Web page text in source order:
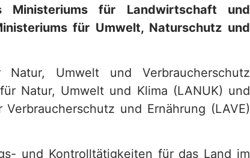
Ministeriums für Landwirtschaft und
für Umwelt, Naturschutz und
Umwelt und Verbraucherschutz
Natur, Umwelt und Klima (LANUK) und
und Ernährung (LAVE)
und Kontrolltätigkeiten für das Land im